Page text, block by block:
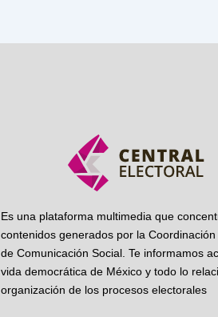
Es una plataforma multimedia que
contenidos generados por la
de Comunicación Social. Te informamos
vida democrática de México y todo lo
organización de los procesos electorales